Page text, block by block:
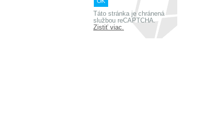
Táto stránka je chránená
službou reCAPTCHA.
Zistiť viac.